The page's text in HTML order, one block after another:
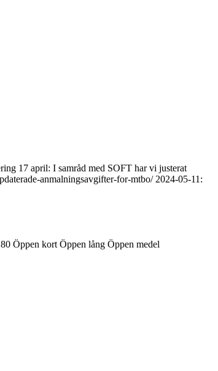
17 april: I samråd med SOFT har vi justerat
anmalningsavgifter-for-mtbo/ 2024-05-11:
Öppen kort Öppen lång Öppen medel